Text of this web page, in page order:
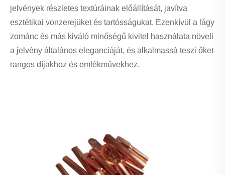
jelvények részletes textúráinak előállítását, javítva
esztétikai vonzerejüket és tartósságukat. Ezenkívül a lágy
zománc és más kiváló minőségű kivitel használata növeli
a jelvény általános eleganciáját, és alkalmassá teszi őket
rangos díjakhoz és emlékművekhez.